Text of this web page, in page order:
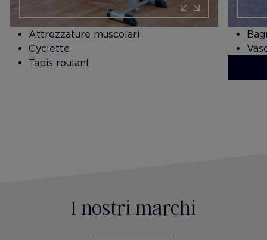
​Attrezzature muscolari
Cyclette
Tapis roulant
I nostri marchi